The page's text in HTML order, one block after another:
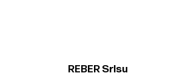
REBER Srlsu